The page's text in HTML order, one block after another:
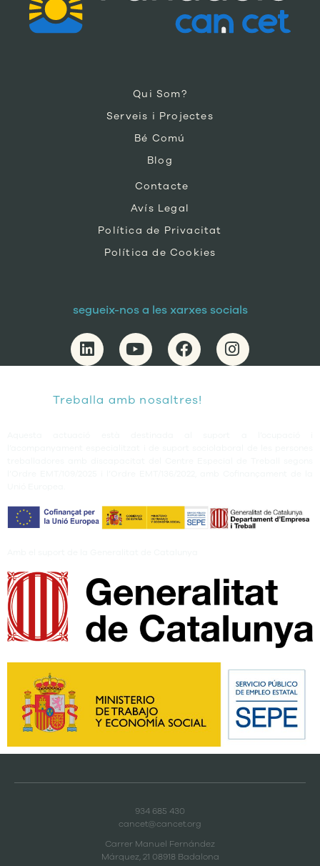
Qui Som?
Serveis i Projectes
Bé Comú
Blog
Contacte
Avís Legal
Política de Privacitat
Política de Cookies
segueix-nos a les xarxes socials
Treballa amb nosaltres!
Carrer Manuel Fernández
Márquez, 21 08918 Badalona
934 685 430
cancet@cancet.org